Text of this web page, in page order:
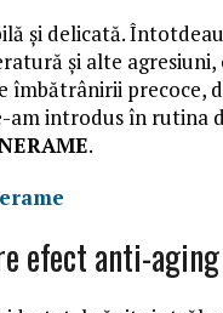
și delicată.
și alte
îmbătrânirii precoce,
am introdus în rutina
.
efect anti-aging